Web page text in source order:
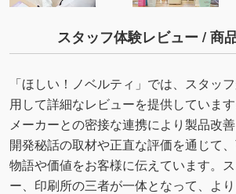
スタッフ体験レビュー / 商
「ほしい！ノベルティ」では、スタッ
用して詳細なレビューを提供しています
メーカーとの密接な連携により製品改善
開発秘話の取材や正直な評価を通じて
物語や価値をお客様に伝えています。
ー、印刷所の三者が一体となって、よ